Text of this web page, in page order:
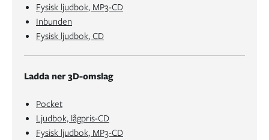
Fysisk ljudbok, MP3-CD
Inbunden
Fysisk ljudbok, CD
Ladda ner 3D-omslag
Pocket
Ljudbok, lågpris-CD
Fysisk ljudbok, MP3-CD